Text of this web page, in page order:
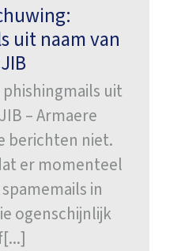
uit naam van
uit
– Armaere
berichten niet.
er momenteel
in
ogenschijnlijk